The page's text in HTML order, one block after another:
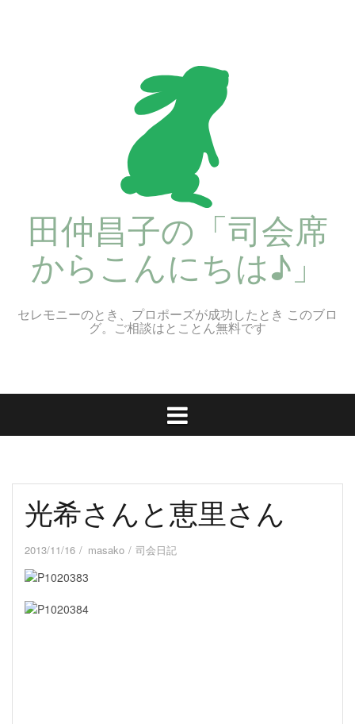
田仲昌子の「司会席
からこんにちは♪」
セレモニーのとき、プロポーズが成功したとき このブロ
グ。ご相談はとことん無料です
光希さんと恵里さん
2013/11/16 masako 司会日記